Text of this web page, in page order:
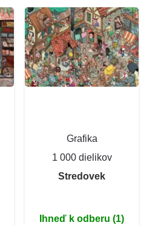
Grafika
1 000 dielikov
Stredovek
Ihneď k odberu (1)